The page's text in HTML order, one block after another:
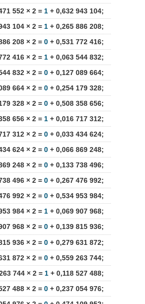
552 × 2 = 1 + 0,632 943 104;
104 × 2 = 1 + 0,265 886 208;
208 × 2 = 0 + 0,531 772 416;
416 × 2 = 1 + 0,063 544 832;
832 × 2 = 0 + 0,127 089 664;
664 × 2 = 0 + 0,254 179 328;
328 × 2 = 0 + 0,508 358 656;
656 × 2 = 1 + 0,016 717 312;
312 × 2 = 0 + 0,033 434 624;
624 × 2 = 0 + 0,066 869 248;
248 × 2 = 0 + 0,133 738 496;
496 × 2 = 0 + 0,267 476 992;
992 × 2 = 0 + 0,534 953 984;
984 × 2 = 1 + 0,069 907 968;
968 × 2 = 0 + 0,139 815 936;
936 × 2 = 0 + 0,279 631 872;
872 × 2 = 0 + 0,559 263 744;
744 × 2 = 1 + 0,118 527 488;
488 × 2 = 0 + 0,237 054 976;